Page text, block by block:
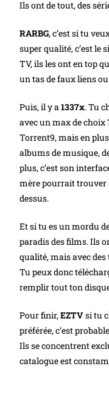
Ils ont de tout, des
RARBG, c’est si tu
super qualité, c’est le
TV, ils les ont en top
un tas de faux liens
Puis, il y a1337x. Tu
avec un max de choix
Torrent9, mais en
albums de musique,
plus, c’est son
mère pourrait trouver
dessus.
Et si tu es un mordu
paradis des films. Ils
qualité, mais avec
Tu peux donc
remplir tout ton
Pour finir,EZTVsi tu
préférée, c’est
Ils se concentrent
catalogue est